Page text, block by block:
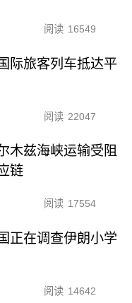
阅读 16549
际旅客列车抵达平
阅读 22047
木兹海峡运输受阻
链
阅读 17554
正在调查伊朗小学
阅读 14642